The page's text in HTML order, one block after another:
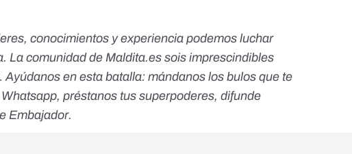
conocimientos y experiencia podemos luchar
La comunidad de Maldita.es sois imprescindibles
Ayúdanos en esta batalla: mándanos los bulos que te
, préstanos tus superpoderes, difunde
Embajador.